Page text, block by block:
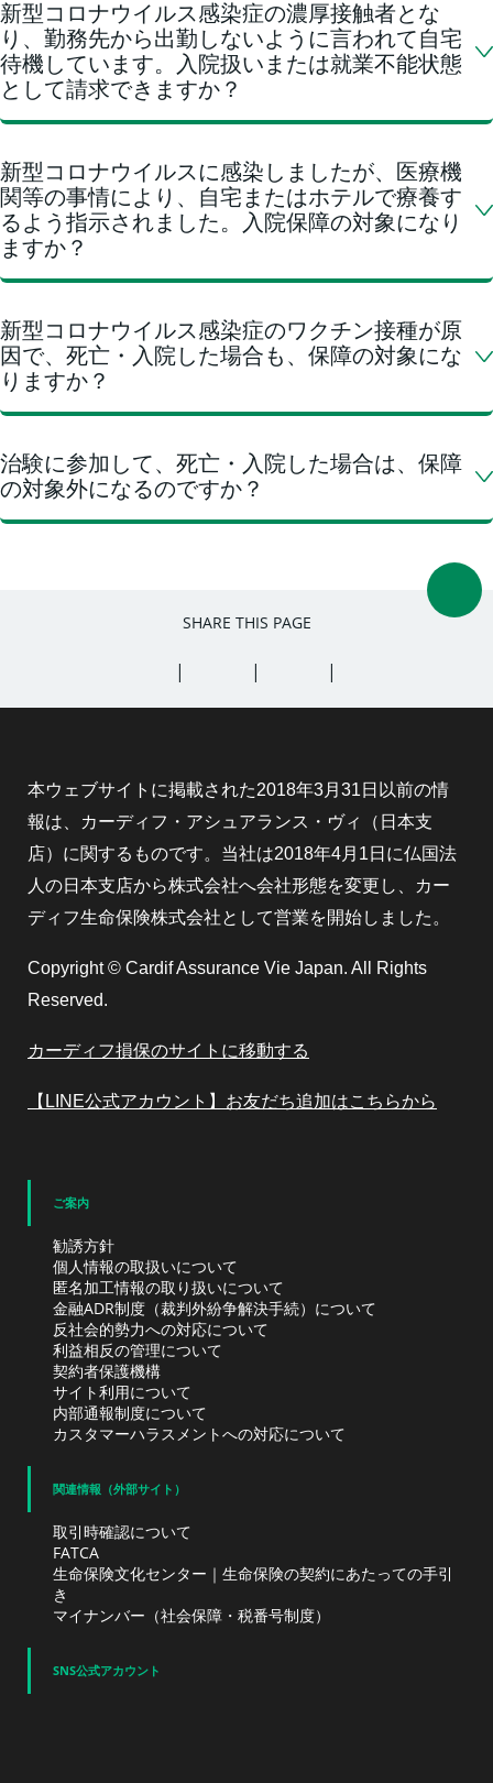
新型コロナウイルス感染症の濃厚接触者とな
り、勤務先から出勤しないように言われて自宅
待機しています。入院扱いまたは就業不能状態
として請求できますか？
新型コロナウイルスに感染しましたが、医療機
関等の事情により、自宅またはホテルで療養す
るよう指示されました。入院保障の対象になり
ますか？
新型コロナウイルス感染症のワクチン接種が原
因で、死亡・入院した場合も、保障の対象にな
りますか？
治験に参加して、死亡・入院した場合は、保障
の対象外になるのですか？
SHARE THIS PAGE
SHARE ON FACEBOOK (OPENS A NEW WINDOW)
SHARE ON TWITTER (OPENS A NEW
SHARE ON LINKEDIN
本ウェブサイトに掲載された2018年3月31日以前の情
報は、カーディフ・アシュアランス・ヴィ（日本支
店）に関するものです。当社は2018年4月1日に仏国法
人の日本支店から株式会社へ会社形態を変更し、カー
ディフ生命保険株式会社として営業を開始しました。
Copyright © Cardif Assurance Vie Japan. All Rights
Reserved.
カーディフ損保のサイトに移動する
【LINE公式アカウント】お友だち追加はこちらから
ご案内
勧誘方針
個人情報の取扱いについて
匿名加工情報の取り扱いについて
金融ADR制度（裁判外紛争解決手続）について
反社会的勢力への対応について
利益相反の管理について
契約者保護機構
サイト利用について
内部通報制度について
カスタマーハラスメントへの対応について
関連情報（外部サイト）
取引時確認について
FATCA
生命保険文化センター｜生命保険の契約にあたっての手引
き
マイナンバー（社会保障・税番号制度）
SNS公式アカウント